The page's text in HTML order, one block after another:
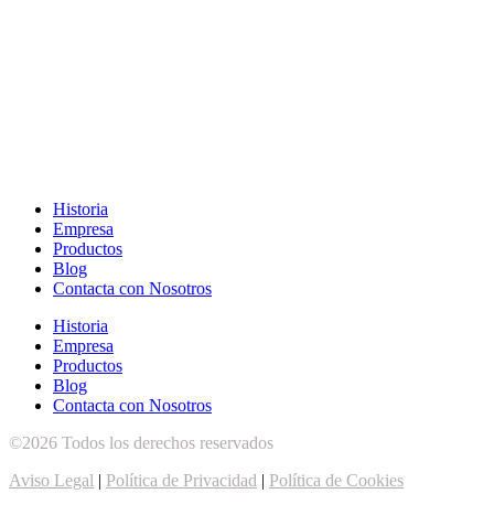
Historia
Empresa
Productos
Blog
Contacta con Nosotros
Historia
Empresa
Productos
Blog
Contacta con Nosotros
©2026 Todos los derechos reservados
Aviso Legal | Política de Privacidad | Política de Cookies